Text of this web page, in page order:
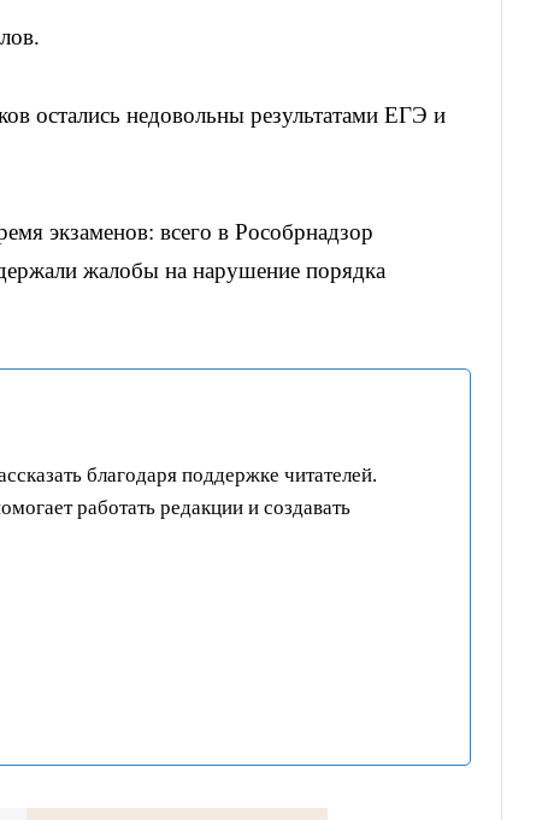
остались недовольны результатами ЕГЭ и
экзаменов: всего в Рособрнадзор
жалобы на нарушение порядка
благодаря поддержке читателей.
работать редакции и создавать